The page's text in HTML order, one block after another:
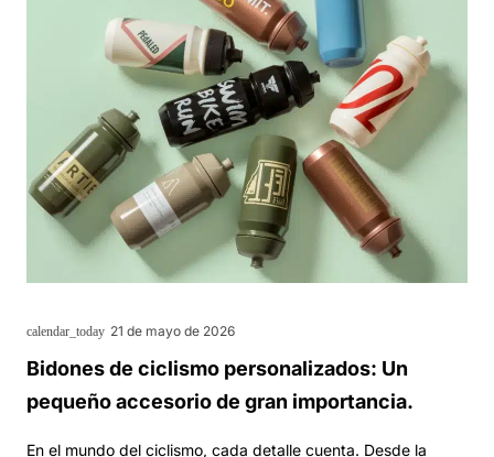
calendar_today 21 de mayo de 2026
Bidones de ciclismo personalizados: Un
pequeño accesorio de gran importancia.
En el mundo del ciclismo, cada detalle cuenta. Desde la